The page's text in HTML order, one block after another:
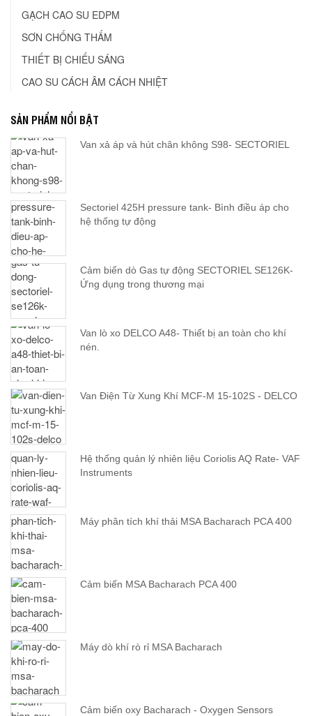
GẠCH CAO SU EDPM
SƠN CHỐNG THẤM
THIẾT BỊ CHIẾU SÁNG
CAO SU CÁCH ÂM CÁCH NHIỆT
SẢN PHẨM NỔI BẬT
Van xả áp và hút chân không S98- SECTORIEL
Sectoriel 425H pressure tank- Bình điều áp cho
hệ thống tự động
Cảm biến dò Gas tự động SECTORIEL SE126K-
Ứng dụng trong thương mại
Van lò xo DELCO A48- Thiết bị an toàn cho khí
nén.
Van Điện Từ Xung Khí MCF-M 15-102S - DELCO
Hệ thống quản lý nhiên liệu Coriolis AQ Rate- VAF
Instruments
Máy phân tích khí thải MSA Bacharach PCA 400
Cảm biến MSA Bacharach PCA 400
Máy dò khí rò rỉ MSA Bacharach
Cảm biến oxy Bacharach - Oxygen Sensors